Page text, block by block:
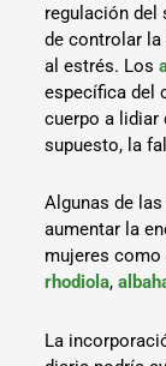
regulación del
de controlar
al estrés. Los
específica del
cuerpo a lidiar
supuesto, la
Algunas de
aumentar la
mujeres
rhodiola,
La